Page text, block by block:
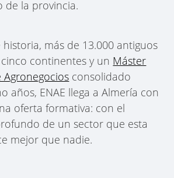
de la provincia.
más de 13.000 antiguos
continentes y un Máster
consolidado
años, ENAE llega a Almería con
oferta formativa: con el
de un sector que esta
mejor que nadie.